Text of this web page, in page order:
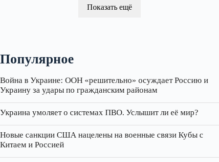
Показать ещё
Популярное
Война в Украине: ООН «решительно» осуждает Россию и
Украину за удары по гражданским районам
Украина умоляет о системах ПВО. Услышит ли её мир?
Новые санкции США нацелены на военные связи Кубы с
Китаем и Россией